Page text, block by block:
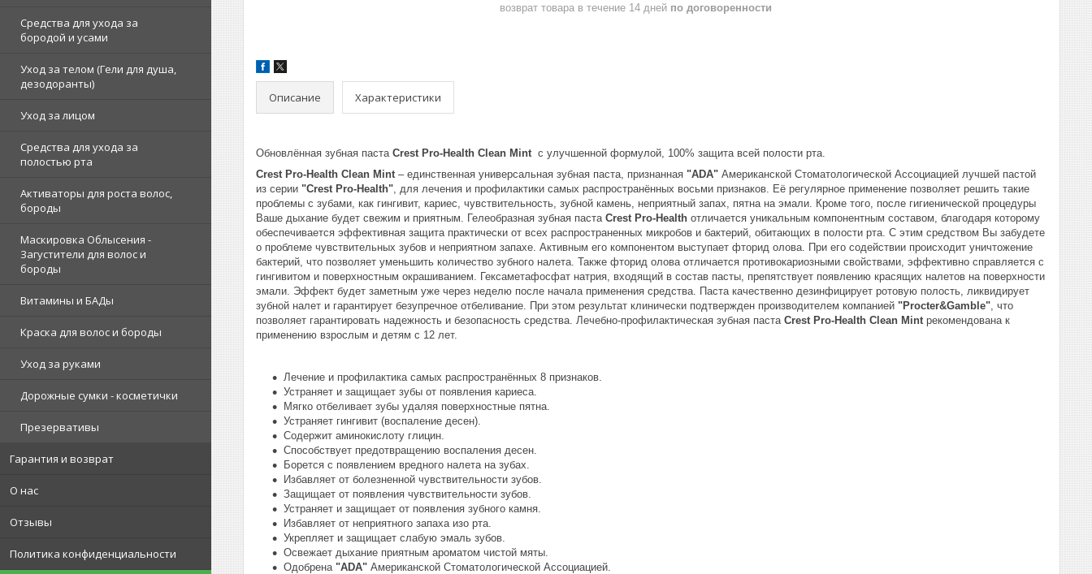
Средства для ухода за
бородой и усами
Уход за телом (Гели для душа,
дезодоранты)
Уход за лицом
Средства для ухода за
полостью рта
Активаторы для роста волос,
бороды
Маскировка Облысения -
Загустители для волос и
бороды
Витамины и БАДы
Краска для волос и бороды
Уход за руками
Дорожные сумки - косметички
Презервативы
Гарантия и возврат
О нас
Отзывы
Политика конфиденциальности
возврат товара в течение 14 дней по договоренности
Описание Характеристики
Обновлённая зубная паста Crest Pro-Health Clean Mint с улучшенной формулой, 100% защита всей полости рта.
Crest Pro-Health Clean Mint– единственная универсальная зубная паста, признанная "ADA" Американской Стоматологической Ассоциацией лучшей пастой
из серии "Crest Pro-Health", для лечения и профилактики самых распространённых восьми признаков. Её регулярное применение позволяет решить такие
проблемы с зубами, как гингивит, кариес, чувствительность, зубной камень, неприятный запах, пятна на эмали. Кроме того, после гигиенической процедуры
Ваше дыхание будет свежим и приятным. Гелеобразная зубная паста Crest Pro-Health отличается уникальным компонентным составом, благодаря которому
обеспечивается эффективная защита практически от всех распространенных микробов и бактерий, обитающих в полости рта. С этим средством Вы забудете
о проблеме чувствительных зубов и неприятном запахе. Активным его компонентом выступает фторид олова. При его содействии происходит уничтожение
бактерий, что позволяет уменьшить количество зубного налета. Также фторид олова отличается противокариозными свойствами, эффективно справляется с
гингивитом и поверхностным окрашиванием. Гексаметафосфат натрия, входящий в состав пасты, препятствует появлению красящих налетов на поверхности
эмали. Эффект будет заметным уже через неделю после начала применения средства. Паста качественно дезинфицирует ротовую полость, ликвидирует
зубной налет и гарантирует безупречное отбеливание. При этом результат клинически подтвержден производителем компанией "Procter&Gamble", что
позволяет гарантировать надежность и безопасность средства. Лечебно-профилактическая зубная паста Crest Pro-Health Clean Mintрекомендована к
применению взрослым и детям с 12 лет.
Лечение и профилактика самых распространённых 8 признаков.
Устраняет и защищает зубы от появления кариеса.
Мягко отбеливает зубы удаляя поверхностные пятна.
Устраняет гингивит (воспаление десен).
Содержит аминокислоту глицин.
Способствует предотвращению воспаления десен.
Борется с появлением вредного налета на зубах.
Избавляет от болезненной чувствительности зубов.
Защищает от появления чувствительности зубов.
Устраняет и защищает от появления зубного камня.
Избавляет от неприятного запаха изо рта.
Укрепляет и защищает слабую эмаль зубов.
Освежает дыхание приятным ароматом чистой мяты.
Одобрена "ADA" Американской Стоматологической Ассоциацией.